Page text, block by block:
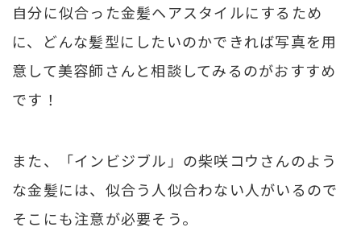
自分に似合った金髪ヘアスタイルにするため
に、どんな髪型にしたいのかできれば写真を用
意して美容師さんと相談してみるのがおすすめ
です！
また、「インビジブル」の柴咲コウさんのよう
な金髪には、似合う人似合わない人がいるので
そこにも注意が必要そう。